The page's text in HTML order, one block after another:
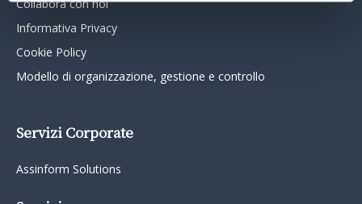
Collabora con noi
Informativa Privacy
Cookie Policy
Modello di organizzazione, gestione e controllo
Servizi Corporate
Assinform Solutions